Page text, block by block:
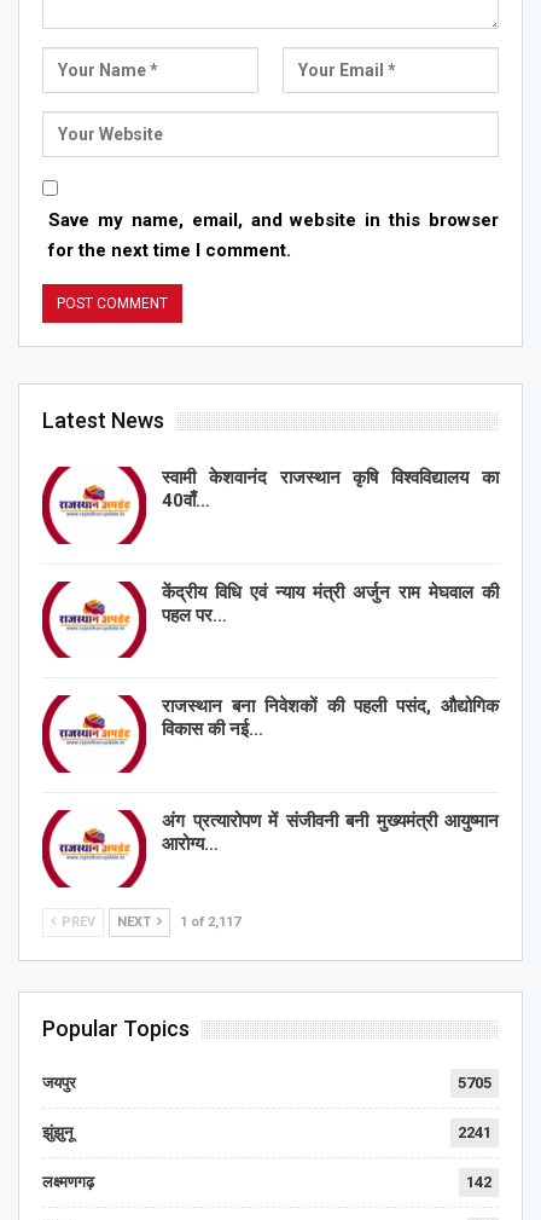
Save my name, email, and website in this browser
for the next time I comment.
Latest News
स्वामी केशवानंद राजस्थान कृषि विश्वविद्यालय का
40वाँ…
केंद्रीय विधि एवं न्याय मंत्री अर्जुन राम मेघवाल की
पहल पर…
राजस्थान बना निवेशकों की पहली पसंद, औद्योगिक
विकास की नई…
अंग प्रत्यारोपण में संजीवनी बनी मुख्यमंत्री आयुष्मान
आरोग्य…
PREV NEXT 1 of 2,117
Popular Topics
जयपुर 5705
झुंझुनू 2241
लक्ष्मणगढ़ 142